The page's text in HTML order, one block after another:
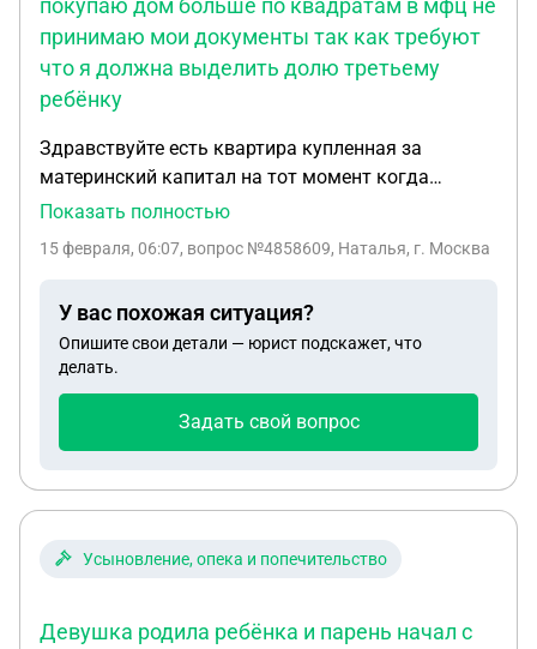
покупаю дом больше по квадратам в мфц не
принимаю мои документы так как требуют
что я должна выделить долю третьему
ребёнку
Здравствуйте есть квартира купленная за
материнский капитал на тот момент когда
покупала квартиру было двое детей доли
родился 3 ребёнок. Сейчас хочу продать квартиру
мфц не принимаю мои документы так как
требуют что я должна выделить долю третьему
ребёнку. Хотя в опеке сказали что я не обязана
Показать полностью
15 февраля, 06:07, вопрос №4858609, Наталья, г. Москва
У вас похожая ситуация?
Опишите свои детали — юрист подскажет, что
делать.
Задать свой вопрос
Усыновление, опека и попечительство
Девушка родила ребёнка и парень начал с